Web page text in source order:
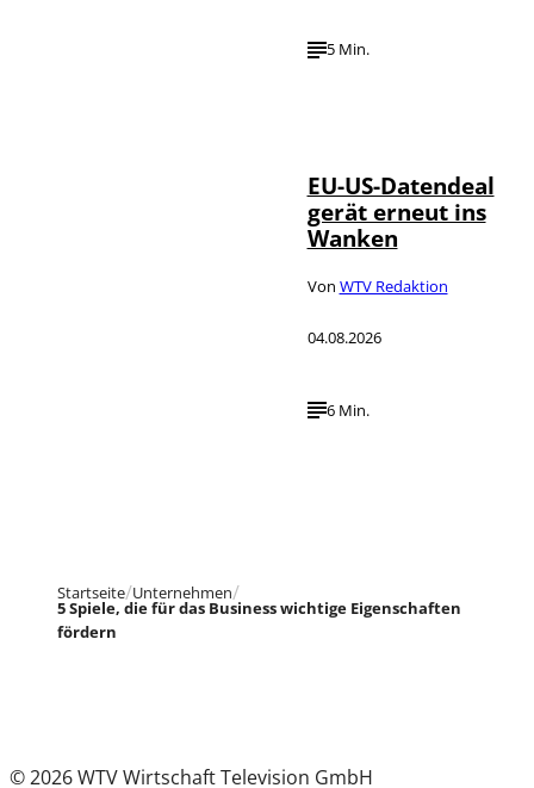
5 Min.
EU-US-Datendeal
gerät erneut ins
Wanken
Von WTV Redaktion
04.08.2026
6 Min.
Startseite Unternehmen
5 Spiele, die für das Business wichtige Eigenschaften
fördern
© 2026 WTV Wirtschaft Television GmbH